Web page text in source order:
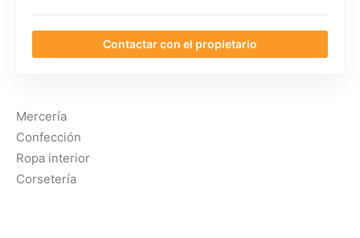
Contactar con el propietario
Mercería
Confección
Ropa interior
Corsetería